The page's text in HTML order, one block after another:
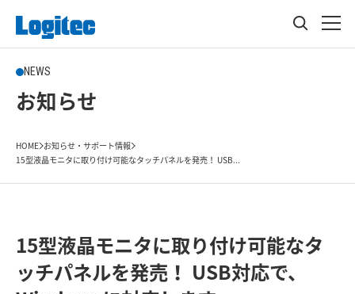
NEWS
お知らせ
HOME お知らせ・サポート情報
15型液晶モニタに取り付け可能なタッチパネルを発売！ USB...
15型液晶モニタに取り付け可能なタ
ッチパネルを発売！ USB対応で、